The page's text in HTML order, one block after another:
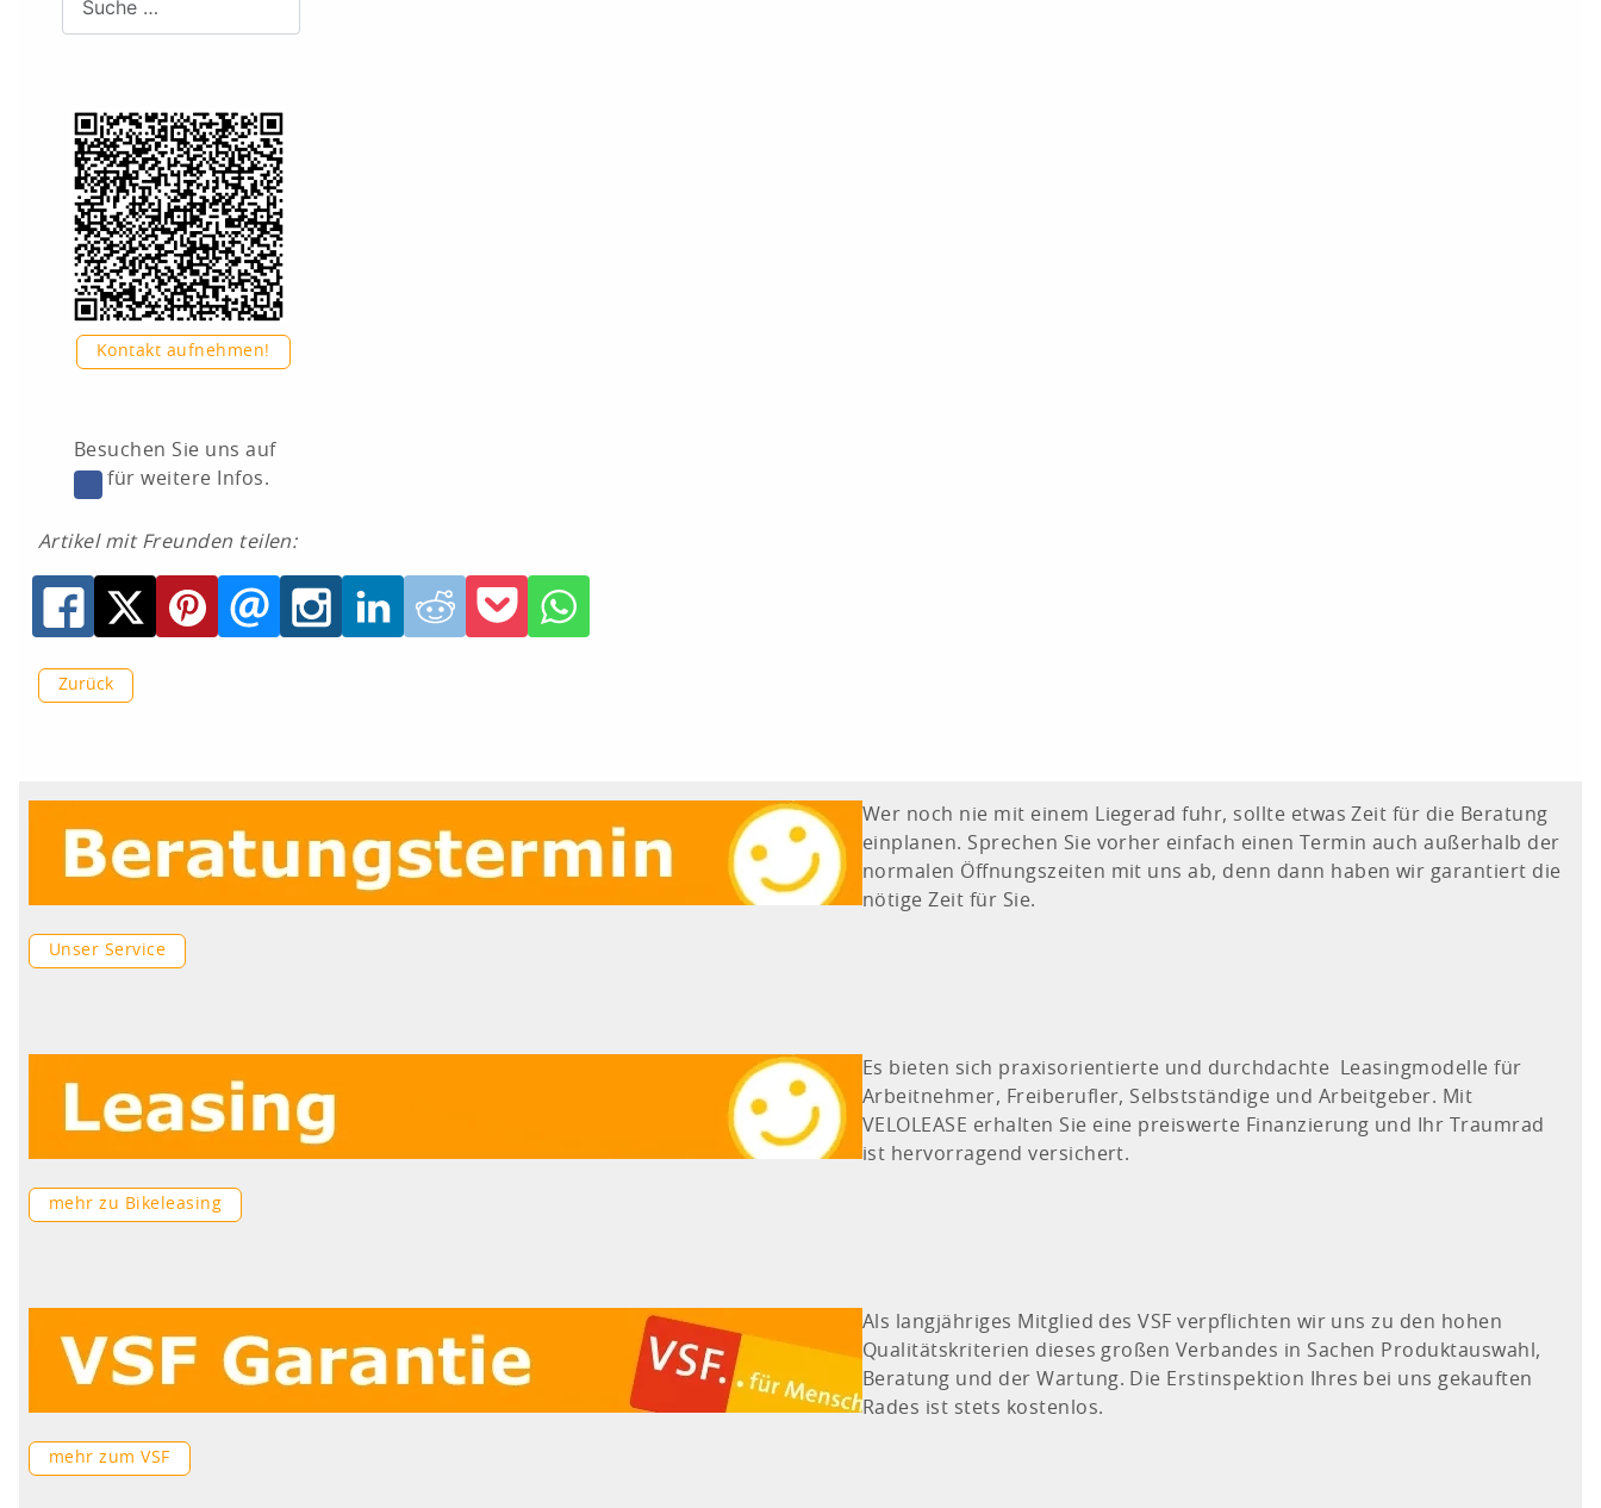
Kontakt aufnehmen!
Besuchen Sie uns auf
für weitere Infos.
Artikel mit Freunden teilen:
Zurück
Wer noch nie mit einem Liegerad fuhr, sollte etwas Zeit für die Beratung
einplanen. Sprechen Sie vorher einfach einen Termin auch außerhalb der
normalen Öffnungszeiten mit uns ab, denn dann haben wir garantiert die
nötige Zeit für Sie.
Unser Service
Es bieten sich praxisorientierte und durchdachte Leasingmodelle für
Arbeitnehmer, Freiberufler, Selbstständige und Arbeitgeber. Mit
VELOLEASE erhalten Sie eine preiswerte Finanzierung und Ihr Traumrad
ist hervorragend versichert.
mehr zu Bikeleasing
Als langjähriges Mitglied des VSF verpflichten wir uns zu den hohen
Qualitätskriterien dieses großen Verbandes in Sachen Produktauswahl,
Beratung und der Wartung. Die Erstinspektion Ihres bei uns gekauften
Rades ist stets kostenlos.
mehr zum VSF